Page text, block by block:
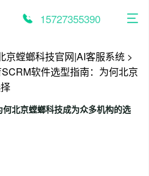
15727355390
京螳螂科技官网|AI客服系统 >
软件选型指南：为何北京
北京螳螂科技成为众多机构的选